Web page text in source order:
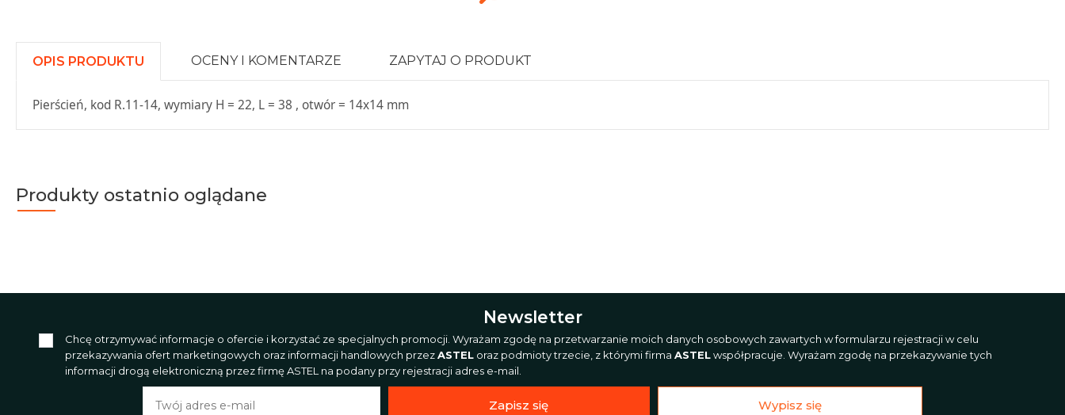
OPIS PRODUKTU OCENY I KOMENTARZE ZAPYTAJ O PRODUKT
Pierścień, kod R.11-14, wymiary H = 22, L = 38 , otwór = 14x14 mm
Produkty ostatnio oglądane
Newsletter
Chcę otrzymywać informacje o ofercie i korzystać ze specjalnych promocji. Wyrażam zgodę na przetwarzanie moich danych osobowych zawartych w formularzu rejestracji w celu
przekazywania ofert marketingowych oraz informacji handlowych przezASTEL oraz podmioty trzecie, z którymi firma ASTELwspółpracuje. Wyrażam zgodę na przekazywanie tych
informacji drogą elektroniczną przez firmę ASTEL na podany przy rejestracji adres e-mail.
Zapisz się Wypisz się